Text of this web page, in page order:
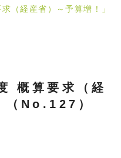
（経産省）～予算増！」
概算要求（経
（No.127）